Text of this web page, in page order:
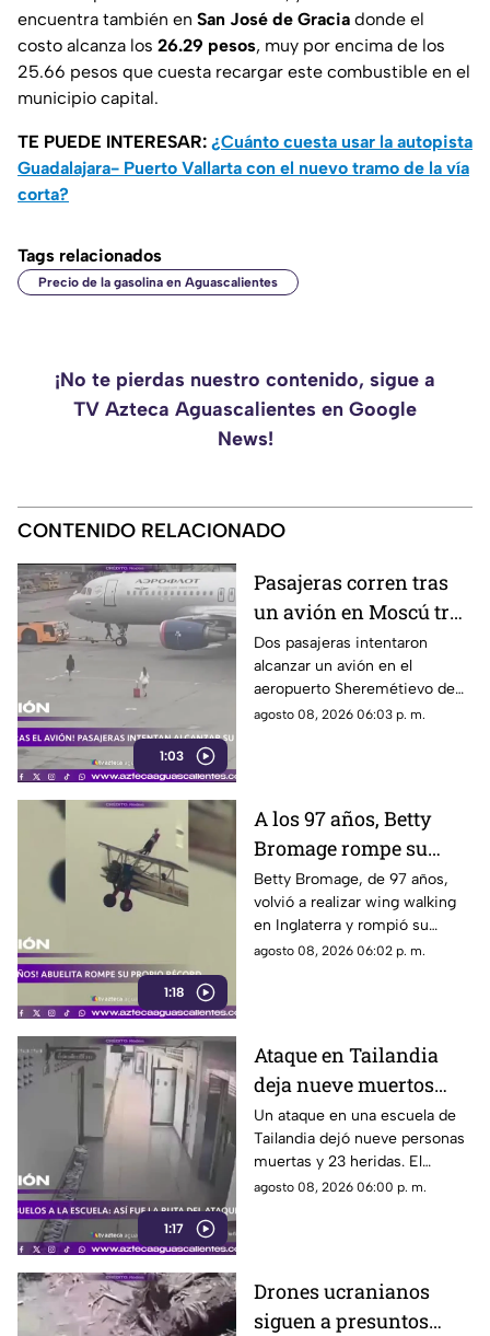
encuentra también en San José de Gracia donde el
costo alcanza los 26.29 pesos, muy por encima de los
25.66 pesos que cuesta recargar este combustible en el
municipio capital.
TE PUEDE INTERESAR: ¿Cuánto cuesta usar la autopista
Guadalajara- Puerto Vallarta con el nuevo tramo de la vía
corta?
Tags relacionados
Precio de la gasolina en Aguascalientes
¡No te pierdas nuestro contenido, sigue a
TV Azteca Aguascalientes en Google
News!
CONTENIDO RELACIONADO
1:03
Pasajeras corren tras
un avión en Moscú tras
llegar tarde a su vuelo
Dos pasajeras intentaron
alcanzar un avión en el
aeropuerto Sheremétievo de
Moscú tras llegar tarde a su
agosto 08, 2026 06:03 p. m.
1:18
A los 97 años, Betty
Bromage rompe su
propio récord Guinness
en las alturas
Betty Bromage, de 97 años,
volvió a realizar wing walking
en Inglaterra y rompió su
propio récord Guinness tras
agosto 08, 2026 06:02 p. m.
1:17
Ataque en Tailandia
deja nueve muertos
tras agresión en una
escuela
Un ataque en una escuela de
Tailandia dejó nueve personas
muertas y 23 heridas. El
presunto agresor, de 14 años,
agosto 08, 2026 06:00 p. m.
Drones ucranianos
siguen a presuntos